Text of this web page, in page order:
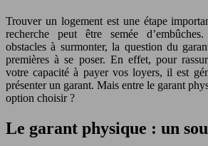
Trouver un logement est une étape importante dans la vie, mais la
recherche peut être semée
obstacles à surmonter, la question du
premières à se poser. En effet, pour
votre capacité à payer vos loyers, il est
présenter un garant. Mais entre le garant
option choisir ?
Le garant physique : un